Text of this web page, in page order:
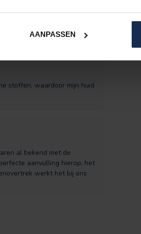
AANPASSEN
stoffen, waardoor mijn huid
al bekend met de
aanvulling hierop, het
werkt het bij ons